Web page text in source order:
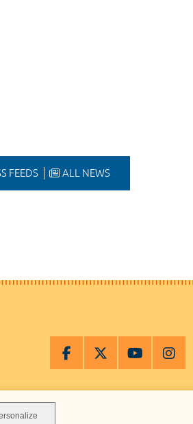
FEEDS ALL NEWS